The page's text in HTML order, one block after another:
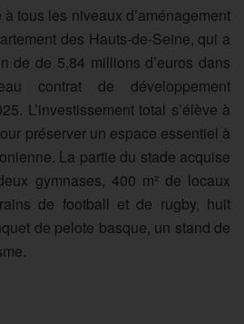
tous les niveaux d’aménagement
des Hauts-de-Seine, qui a
de de 5,84 millions d’euros dans
contrat de développement
L’investissement total s’élève à
préserver un espace essentiel à
La partie du stade acquise
gymnases, 400 m² de locaux
de football et de rugby, huit
de pelote basque, un stand de